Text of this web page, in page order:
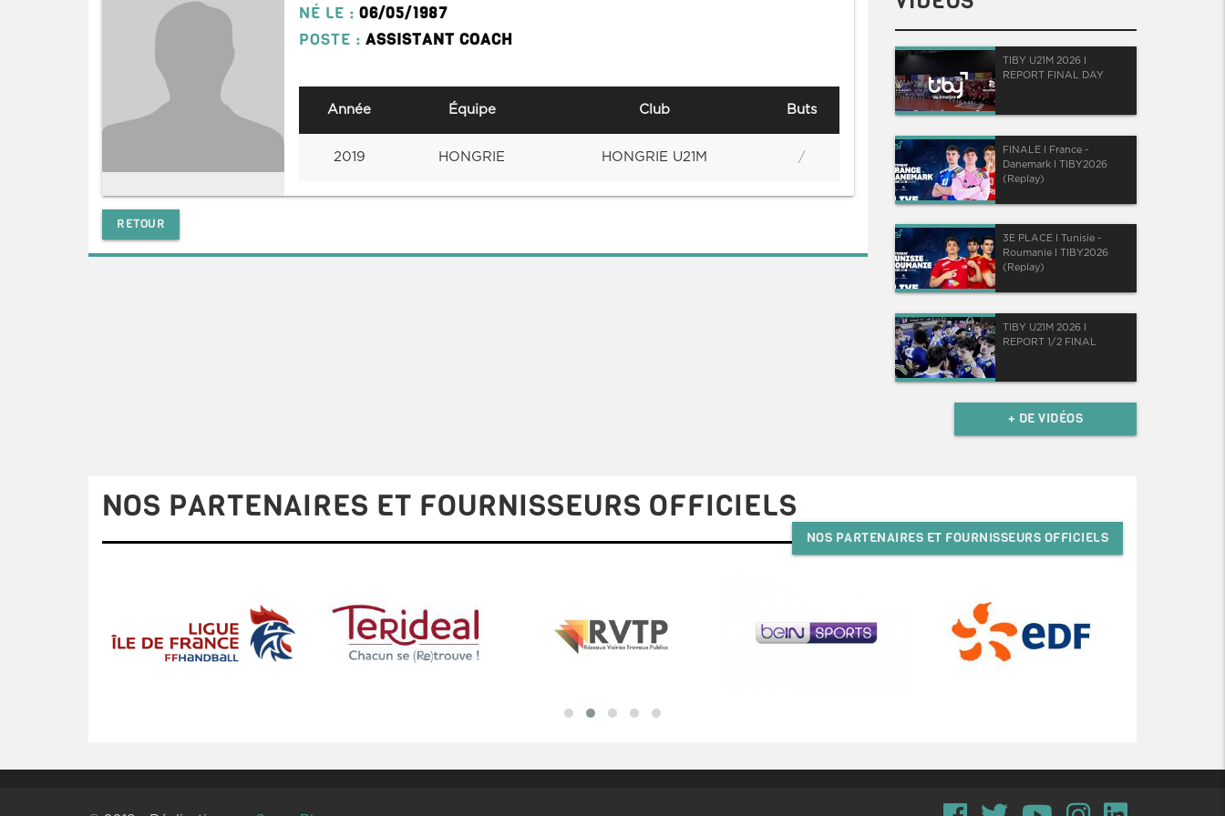
NÉ LE : 06/05/1987
POSTE : ASSISTANT COACH
Année Équipe Club Buts
2019 HONGRIE HONGRIE U21M /
RETOUR
TIBY U21M 2026 I
REPORT FINAL DAY
FINALE I France -
Danemark I TIBY2026
(Replay)
3E PLACE I Tunisie -
Roumanie I TIBY2026
(Replay)
TIBY U21M 2026 I
REPORT 1/2 FINAL
+ DE VIDÉOS
NOS PARTENAIRES ET FOURNISSEURS OFFICIELS
NOS PARTENAIRES ET FOURNISSEURS OFFICIELS